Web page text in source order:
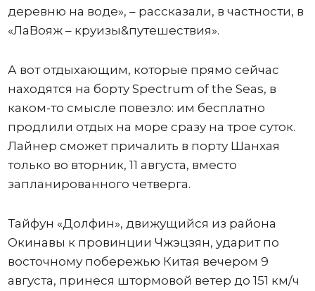
деревню на воде», – рассказали, в частности, в
«ЛаВояж – круизы&путешествия».
А вот отдыхающим, которые прямо сейчас
находятся на борту Spectrum of the Seas, в
каком-то смысле повезло: им бесплатно
продлили отдых на море сразу на трое суток.
Лайнер сможет причалить в порту Шанхая
только во вторник, 11 августа, вместо
запланированного четверга.
Тайфун «Долфин», движущийся из района
Окинавы к провинции Чжэцзян, ударит по
восточному побережью Китая вечером 9
августа, принеся штормовой ветер до 151 км/ч